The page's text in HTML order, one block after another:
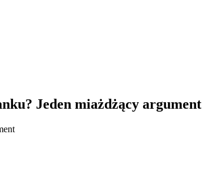
Jeden miażdżący argument